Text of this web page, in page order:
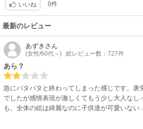
いいね 0件
最新のレビュー
あずき さん
(女性/60代～) 総レビュー数：727件
あら？
急にバタバタと終わってしまった感じです。唐
でしたが感情表現が激しくてもう少し大人なし
も。全体の絵は綺麗なのに子供達が可愛いない